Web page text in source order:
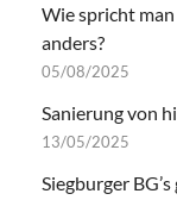
Wie spricht
anders?
05/08/2025
Sanierung von
13/05/2025
Siegburger